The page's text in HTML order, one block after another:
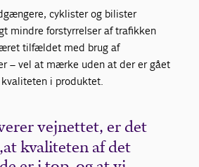
cyklister og bilister
mindre forstyrrelser af trafikken
tilfældet med brug af
– vel at mærke uden at der er gået
i produktet.
vejnettet, er det
kvaliteten af det